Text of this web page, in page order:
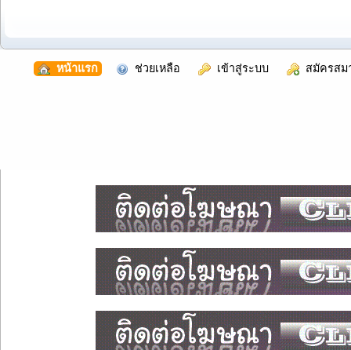
หน้าแรก ช่วยเหลือ เข้าสู่ระบบ สมัครสม